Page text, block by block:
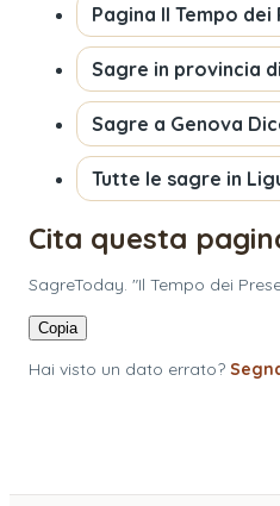
Pagina Il Tempo dei
Sagre in provincia di
Sagre a Genova
Tutte le sagre in
Cita questa
SagreToday. "Il Tempo dei
Copia
Hai visto un dato errato?